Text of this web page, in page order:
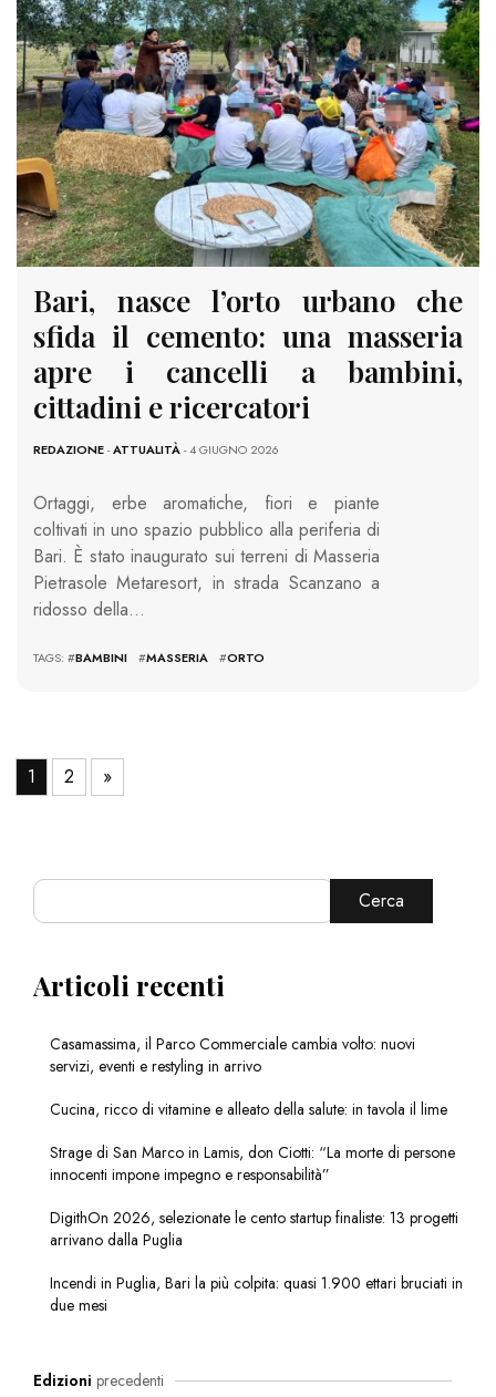
Bari, nasce l’orto urbano che
sfida il cemento: una masseria
apre i cancelli a bambini,
cittadini e ricercatori
REDAZIONE-ATTUALITÀ- 4 GIUGNO 2026
Ortaggi, erbe aromatiche, fiori e piante
coltivati in uno spazio pubblico alla periferia di
Bari. È stato inaugurato sui terreni di Masseria
Pietrasole Metaresort, in strada Scanzano a
ridosso della…
TAGS: #BAMBINI #MASSERIA #ORTO
1 2 »
Cerca
Articoli recenti
Casamassima, il Parco Commerciale cambia volto: nuovi
servizi, eventi e restyling in arrivo
Cucina, ricco di vitamine e alleato della salute: in tavola il lime
Strage di San Marco in Lamis, don Ciotti: “La morte di persone
innocenti impone impegno e responsabilità”
DigithOn 2026, selezionate le cento startup finaliste: 13 progetti
arrivano dalla Puglia
Incendi in Puglia, Bari la più colpita: quasi 1.900 ettari bruciati in
due mesi
Edizioni precedenti